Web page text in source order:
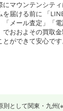
にマウンテンシテ
を届ける前に 「
「メール査定」「
でおおよその買取
とができて安心です
則として関東・九州